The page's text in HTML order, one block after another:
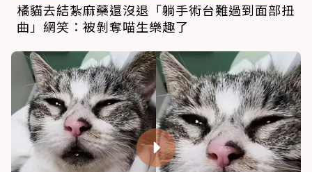
橘貓去結紮麻藥還沒退「躺手術台難過到面部扭
曲」網笑：被剝奪喵生樂趣了